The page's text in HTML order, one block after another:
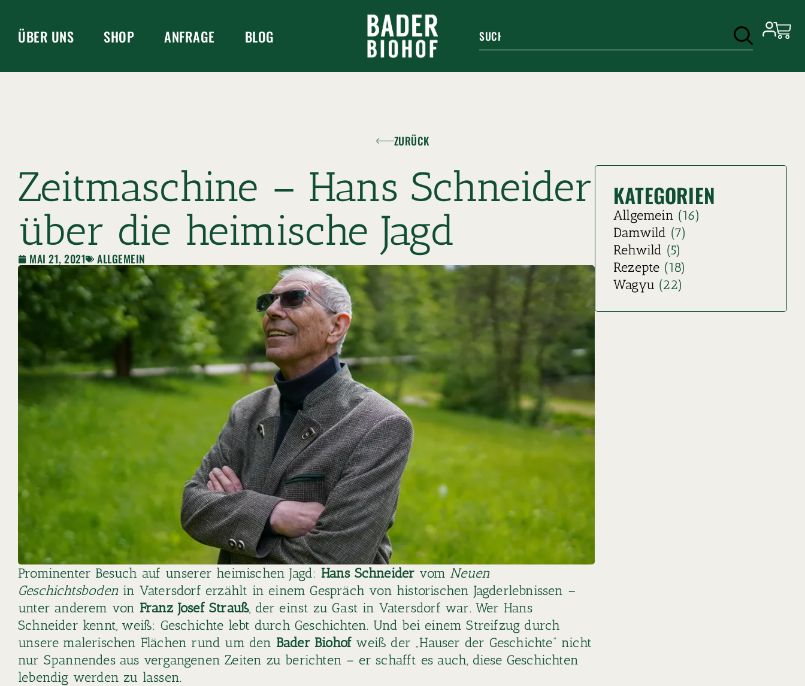
ÜBER UNS SHOP ANFRAGE BLOG
ZURÜCK
Zeitmaschine – Hans Schneider
über die heimische Jagd
MAI 21, 2021 ALLGEMEIN
Prominenter Besuch auf unserer heimischen Jagd: Hans Schneider vom Neuen
Geschichtsboden in Vatersdorf erzählt in einem Gespräch von historischen Jagderlebnissen –
unter anderem von Franz Josef Strauß, der einst zu Gast in Vatersdorf war. Wer Hans
Schneider kennt, weiß: Geschichte lebt durch Geschichten. Und bei einem Streifzug durch
unsere malerischen Flächen rund um den Bader Biohof weiß der „Hauser der Geschichte“ nicht
nur Spannendes aus vergangenen Zeiten zu berichten – er schafft es auch, diese Geschichten
lebendig werden zu lassen.
KATEGORIEN
Allgemein (16)
Damwild (7)
Rehwild (5)
Rezepte (18)
Wagyu (22)